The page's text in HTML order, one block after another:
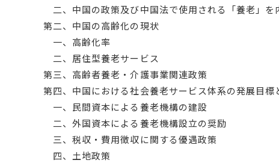
二、中国の政策及び中国法で使用される「養老」を
第二、中国の高齢化の現状
一、高齢化率
二、居住型養老サービス
第三、高齢者養老・介護事業関連政策
第四、中国における社会養老サービス体系の発展目標
一、民間資本による養老機構の建設
二、外国資本による養老機構設立の奨励
三、税収・費用徴収に関する優遇政策
四、土地政策